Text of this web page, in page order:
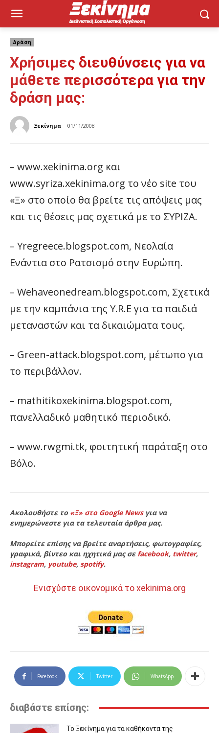
Δράση
Χρήσιμες διευθύνσεις για να
μάθετε περισσότερα για την
δράση μας:
Ξεκίνημα 01/11/2008
– www.xekinima.org και
www.syriza.xekinima.org το νέο site του
«Ξ» στο οποίο θα βρείτε τις απόψεις μας
και τις θέσεις μας σχετικά με το ΣΥΡΙΖΑ.
– Yregreece.blogspot.com, Νεολαία
Ενάντια στο Ρατσισμό στην Ευρώπη.
– Wehaveonedream.blogspot.com, Σχετικά
με την καμπάνια της Y.R.E για τα παιδιά
μεταναστών και τα δικαιώματα τους.
– Green-attack.blogspot.com, μέτωπο για
το περιβάλλον.
– mathitikoxekinima.blogspot.com,
πανελλαδικό μαθητικό περιοδικό.
– www.rwgmi.tk, φοιτητική παράταξη στο
Βόλο.
Ακολουθήστε το «Ξ» στο Google Newsγια να
ενημερώνεστε για τα τελευταία άρθρα μας.
Μπορείτε επίσης να βρείτε αναρτήσεις, φωτογραφίες,
γραφικά, βίντεο και ηχητικά μας σε facebook, twitter,
instagram, youtube, spotify.
Ενισχύστε οικονομικά το xekinima.org
Facebook Twitter WhatsApp
διαβάστε επίσης:
Το Ξεκίνημα για τα καθήκοντα της